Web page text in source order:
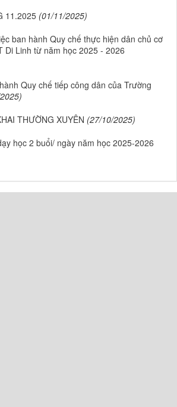
11.2025 (01/11/2025)
ban hành Quy chế thực hiện dân chủ cơ
Di Linh từ năm học 2025 - 2026
Quy chế tiếp công dân của Trường
THƯỜNG XUYÊN (27/10/2025)
học 2 buổi/ ngày năm học 2025-2026